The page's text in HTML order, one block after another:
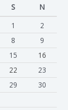
S
N
1
2
8
9
15
16
22
23
29
30